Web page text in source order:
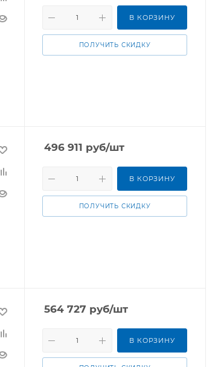
В КОРЗИНУ
ПОЛУЧИТЬ СКИДКУ
496 911 руб/шт
В КОРЗИНУ
ПОЛУЧИТЬ СКИДКУ
564 727 руб/шт
В КОРЗИНУ